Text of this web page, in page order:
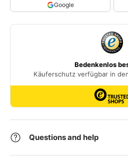
Google
Questions and help